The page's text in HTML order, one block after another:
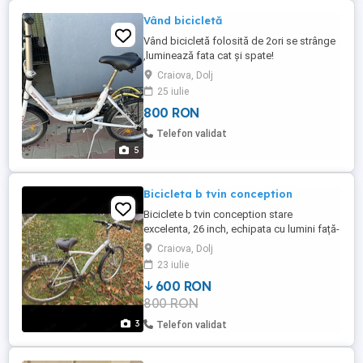
5
Vând bicicletă
Vând bicicletă folosită de 2ori se strânge
,luminează fata cat și spate!
Craiova, Dolj
25 iulie
800 RON
Telefon validat
3
Bicicleta b tvin conception
Biciclete b tvin conception stare
excelenta, 26 inch, echipata cu lumini față-
spate,portbagaj,kilometraj...fulll.
Craiova, Dolj
23 iulie
600 RON
800 RON
Telefon validat